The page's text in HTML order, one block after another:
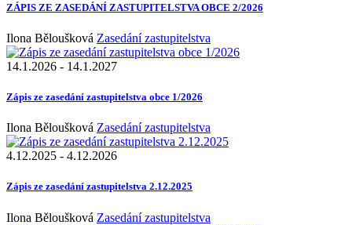
ZÁPIS ZE ZASEDÁNÍ ZASTUPITELSTVA OBCE 2/2026
Ilona Běloušková Zasedání zastupitelstva
14.1.2026 - 14.1.2027
Zápis ze zasedání zastupitelstva obce 1/2026
Ilona Běloušková Zasedání zastupitelstva
4.12.2025 - 4.12.2026
Zápis ze zasedání zastupitelstva 2.12.2025
Ilona Běloušková Zasedání zastupitelstva